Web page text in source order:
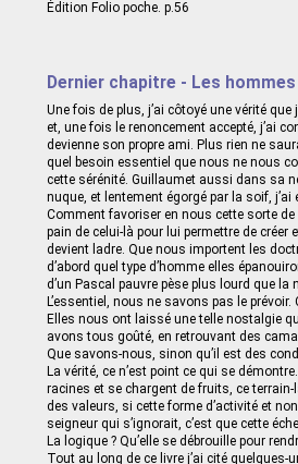
Édition Folio poche. p.56
Dernier chapitre - Les hommes
Une fois de plus, j’ai côtoyé une vérité
et, une fois le renoncement accepté, j’ai
devienne son propre ami. Plus rien ne
quel besoin essentiel que nous ne nous
cette sérénité. Guillaumet aussi dans sa
nuque, et lentement égorgé par la soif,
Comment favoriser en nous cette sorte
pain de celui-là pour lui permettre de créer
devient ladre. Que nous importent les
d’abord quel type d’homme elles
d’un Pascal pauvre pèse plus lourd que
L’essentiel, nous ne savons pas le
Elles nous ont laissé une telle nostalgie
avons tous goûté, en retrouvant des
Que savons-nous, sinon qu’il est des
La vérité, ce n’est point ce qui se
racines et se chargent de fruits, ce
des valeurs, si cette forme d’activité et
seigneur qui s’ignorait, c’est que cette
La logique ? Qu’elle se débrouille pour
Tout au long de ce livre j’ai cité